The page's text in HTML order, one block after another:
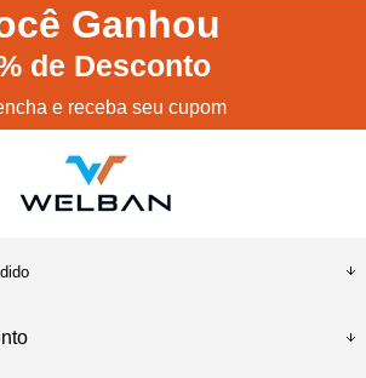
Ganhou
de Desconto
e receba seu cupom